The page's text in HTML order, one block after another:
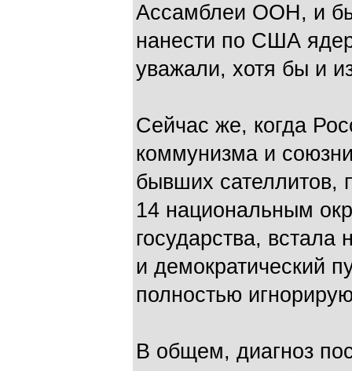
Ассамблеи ООН, и
нанести по США
уважали, хотя бы и
Сейчас же, когда
коммунизма и
бывших сателлитов,
14 национальным
государства, встала
и демократический
полностью
В общем, диагноз